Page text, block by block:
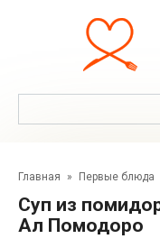
Главная » Первые блюда
Cуп из помидор в мультиварке — Паппа
Ал Помодоро